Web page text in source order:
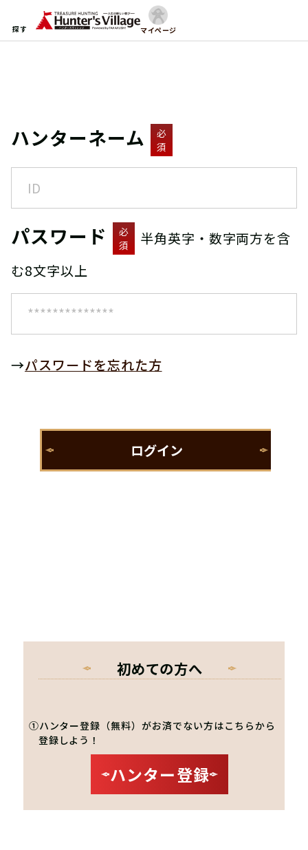
探す マイページ
ハンターネーム
必
須
パスワード
必
須
半角英字・数字両方を含
む8文字以上
→パスワードを忘れた方
初めての方へ
①ハンター登録（無料）がお済でない方はこちらから
登録しよう！
ハンター登録